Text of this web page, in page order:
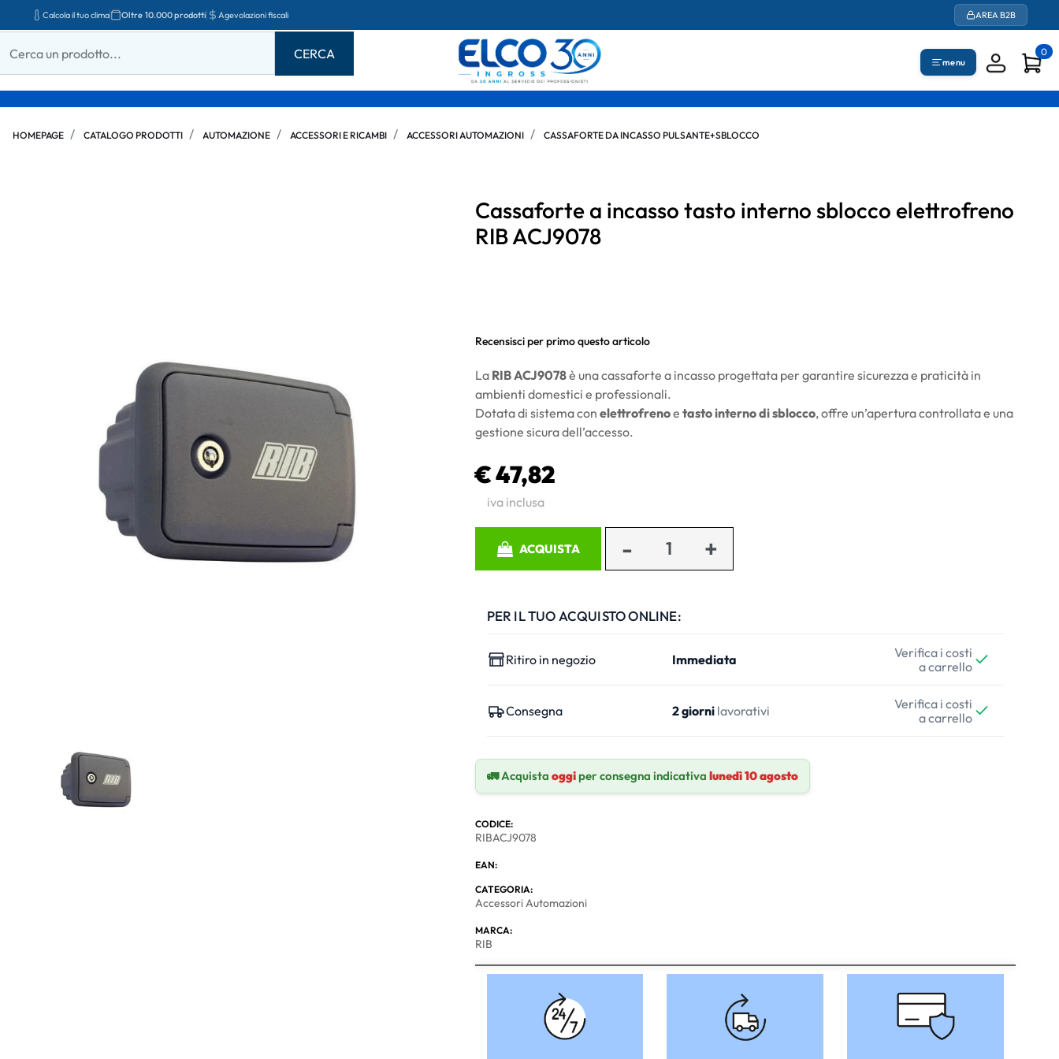
Calcola il tuo clima Oltre 10.000 prodotti Agevolazioni fiscali AREA B2B
menu
0
HOMEPAGE CATALOGO PRODOTTI AUTOMAZIONE ACCESSORI E RICAMBI ACCESSORI AUTOMAZIONI CASSAFORTE DA INCASSO PULSANTE+SBLOCCO
Cassaforte a incasso tasto interno sblocco elettrofreno
RIB ACJ9078
Recensisci per primo questo articolo
La RIB ACJ9078è una cassaforte a incasso progettata per garantire sicurezza e praticità in
ambienti domestici e professionali.
Dotata di sistema con elettrofrenoe tasto interno di sblocco, offre un’apertura controllata e una
gestione sicura dell’accesso.
€ 47,82
iva inclusa
ACQUISTA
PER IL TUO ACQUISTO ONLINE:
Ritiro in negozio Immediata
Verifica i costi
a carrello
Consegna 2 giornilavorativi
Verifica i costi
a carrello
🚛 Acquista oggiper consegna indicativa lunedì 10 agosto
CODICE:
RIBACJ9078
EAN:
CATEGORIA:
Accessori Automazioni
MARCA:
RIB